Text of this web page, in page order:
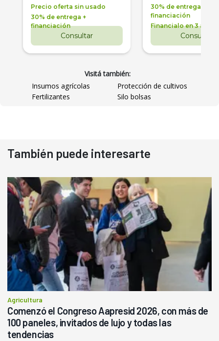
Precio oferta sin usado
30% de entrega +
financiación
Consultar
30% de entrega +
financiación
Financialo en 3 años
Consultar
Visitá también:
Insumos agrícolas
Protección de cultivos
Fertilizantes
Silo bolsas
También puede interesarte
Agricultura
Comenzó el Congreso Aapresid 2026, con más de
100 paneles, invitados de lujo y todas las
tendencias